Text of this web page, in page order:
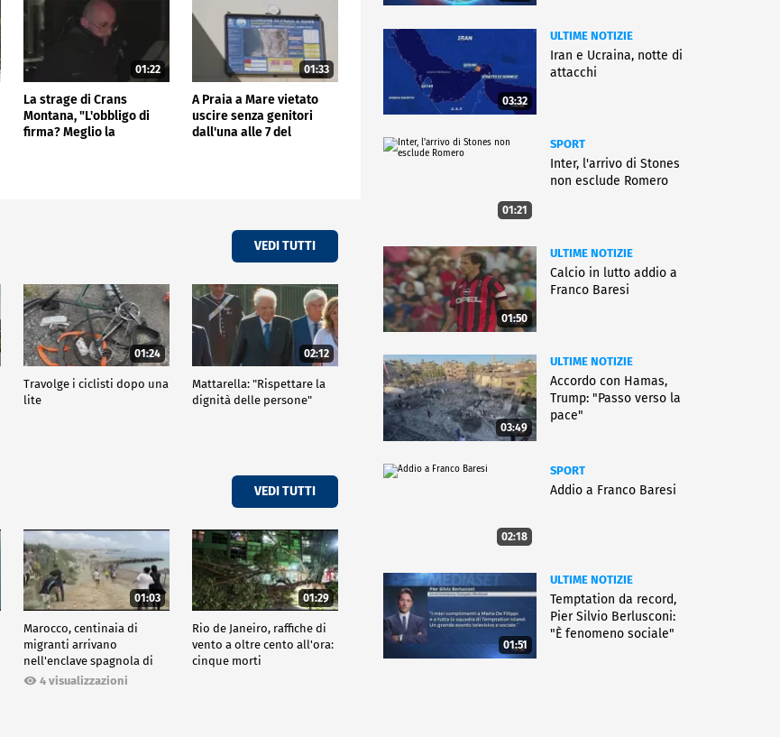
01:22
La strage di Crans
Montana, "L'obbligo di
firma? Meglio la
01:33
A Praia a Mare vietato
uscire senza genitori
dall'una alle 7 del
VEDI TUTTI
01:24
Travolge i ciclisti dopo una
lite
02:12
Mattarella: "Rispettare la
dignità delle persone"
VEDI TUTTI
01:03
Marocco, centinaia di
migranti arrivano
nell'enclave spagnola di
Ceuta4 visualizzazioni
01:29
Rio de Janeiro, raffiche di
vento a oltre cento all'ora:
cinque morti
03:32
ULTIME NOTIZIE
Iran e Ucraina, notte di
attacchi
01:21
SPORT
Inter, l'arrivo di Stones
non esclude Romero
01:50
ULTIME NOTIZIE
Calcio in lutto addio a
Franco Baresi
03:49
ULTIME NOTIZIE
Accordo con Hamas,
Trump: "Passo verso la
pace"
02:18
SPORT
Addio a Franco Baresi
01:51
ULTIME NOTIZIE
Temptation da record,
Pier Silvio Berlusconi:
"È fenomeno sociale"